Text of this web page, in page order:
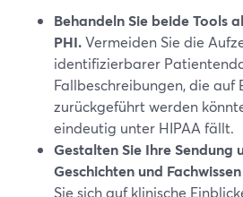
Behandeln Sie beide Tools
PHI.Vermeiden Sie die
identifizierbarer
Fallbeschreibungen, die auf
zurückgeführt werden
eindeutig unter HIPAA fällt.
Gestalten Sie Ihre Sendung
Geschichten und
Sie sich auf klinische